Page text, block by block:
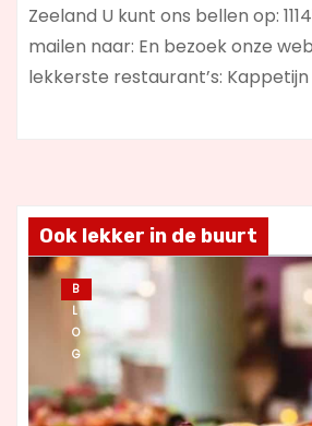
Zeeland U kunt ons bellen op:
mailen naar: En bezoek onze
lekkerste restaurant’s:
Ook lekker in de buurt
B
L
O
G